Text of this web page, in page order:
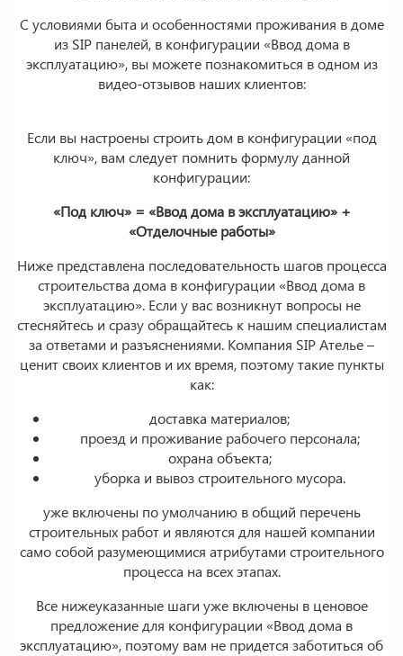
С условиями быта и особенностями проживания в доме
из SIP панелей, в конфигурации «Ввод дома в
эксплуатацию», вы можете познакомиться в одном из
видео-отзывов наших клиентов:
Если вы настроены строить дом в конфигурации «под
ключ», вам следует помнить формулу данной
конфигурации:
«Под ключ» = «Ввод дома в эксплуатацию» +
«Отделочные работы»
Ниже представлена последовательность шагов процесса
строительства дома в конфигурации «Ввод дома в
эксплуатацию». Если у вас возникнут вопросы не
стесняйтесь и сразу обращайтесь к нашим специалистам
за ответами и разъяснениями. Компания SIP Ателье –
ценит своих клиентов и их время, поэтому такие пункты
как:
доставка материалов;
проезд и проживание рабочего персонала;
охрана объекта;
уборка и вывоз строительного мусора.
уже включены по умолчанию в общий перечень
строительных работ и являются для нашей компании
само собой разумеющимися атрибутами строительного
процесса на всех этапах.
Все нижеуказанные шаги уже включены в ценовое
предложение для конфигурации «Ввод дома в
эксплуатацию», поэтому вам не придется заботиться об